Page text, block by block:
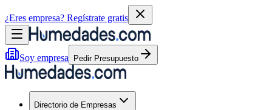
¿Eres empresa? Regístrate gratis
Soy empresa Pedir Presupuesto
Directorio de Empresas